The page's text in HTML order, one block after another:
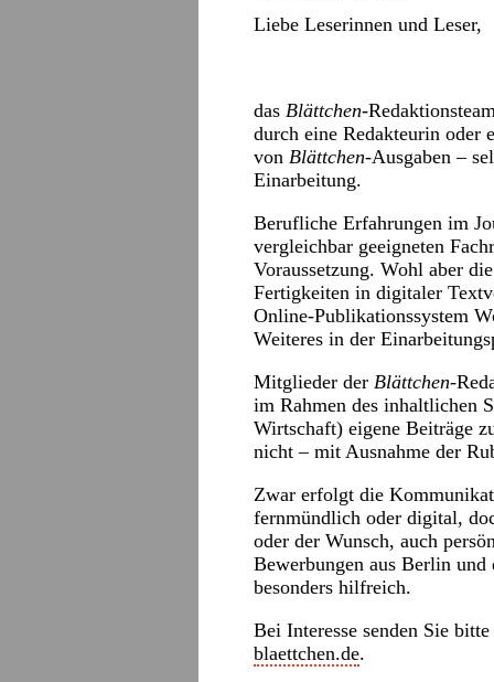
Liebe Leserinnen und Leser,
das Blättchen-
durch eine Redakteurin oder
von Blättchen-Ausgaben –
Einarbeitung.
Berufliche Erfahrungen im
vergleichbar geeigneten
Voraussetzung. Wohl aber
Fertigkeiten in digitaler
Online-Publikationssystem
Weiteres in der
Mitglieder der Blättchen-
im Rahmen des inhaltlichen
Wirtschaft) eigene Beiträge
nicht – mit Ausnahme der
Zwar erfolgt die
fernmündlich oder digital,
oder der Wunsch, auch
Bewerbungen aus Berlin
besonders hilfreich.
Bei Interesse senden Sie
blaettchen.de.